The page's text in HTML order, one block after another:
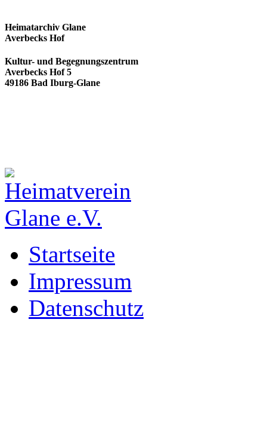
Heimatarchiv Glane
Averbecks Hof
Kultur- und Begegnungszentrum
Averbecks Hof 5
49186 Bad Iburg-Glane
Startseite
Impressum
Datenschutz